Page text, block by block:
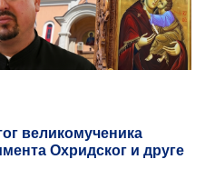
великомученика
Охридског и друге